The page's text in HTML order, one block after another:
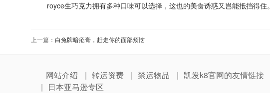
royce生巧克力拥有多种口味可以选择，这也的美食诱惑又岂能抵挡得住。
上一篇： 白兔牌暗疮膏，赶走你的面部烦恼
网站介绍 转运资费 禁运物品 凯发k8官网的友情链接
日本亚马逊专区